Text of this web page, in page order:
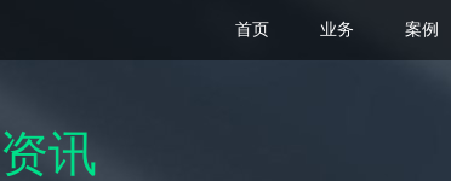
首页 业务 案例
讯